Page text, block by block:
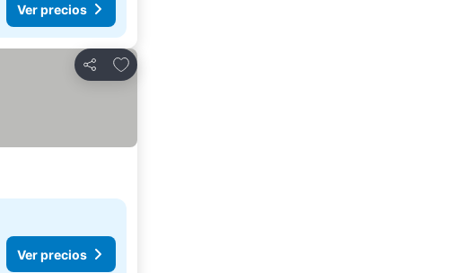
Ver precios
Compartir
Agregar a favoritos
Ver precios